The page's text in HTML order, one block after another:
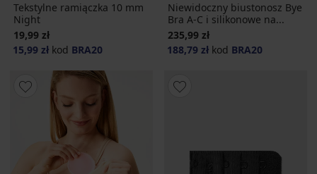
Tekstylne ramiączka 10 mm
Night
19,99 zł
15,99 zł kod BRA20
Niewidoczny biustonosz Bye
Bra A-C i silikonowe na...
235,99 zł
188,79 zł kod BRA20